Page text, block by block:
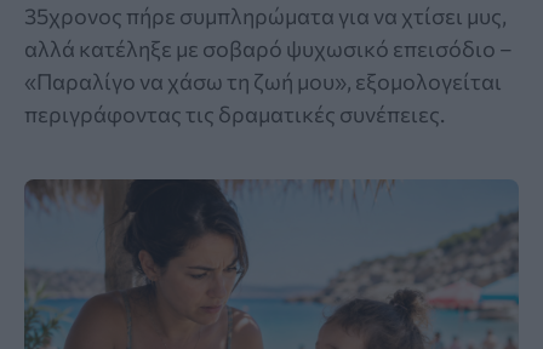
35χρονος πήρε συμπληρώματα για να χτίσει μυς,
αλλά κατέληξε με σοβαρό ψυχωσικό επεισόδιο –
«Παραλίγο να χάσω τη ζωή μου», εξομολογείται
περιγράφοντας τις δραματικές συνέπειες.